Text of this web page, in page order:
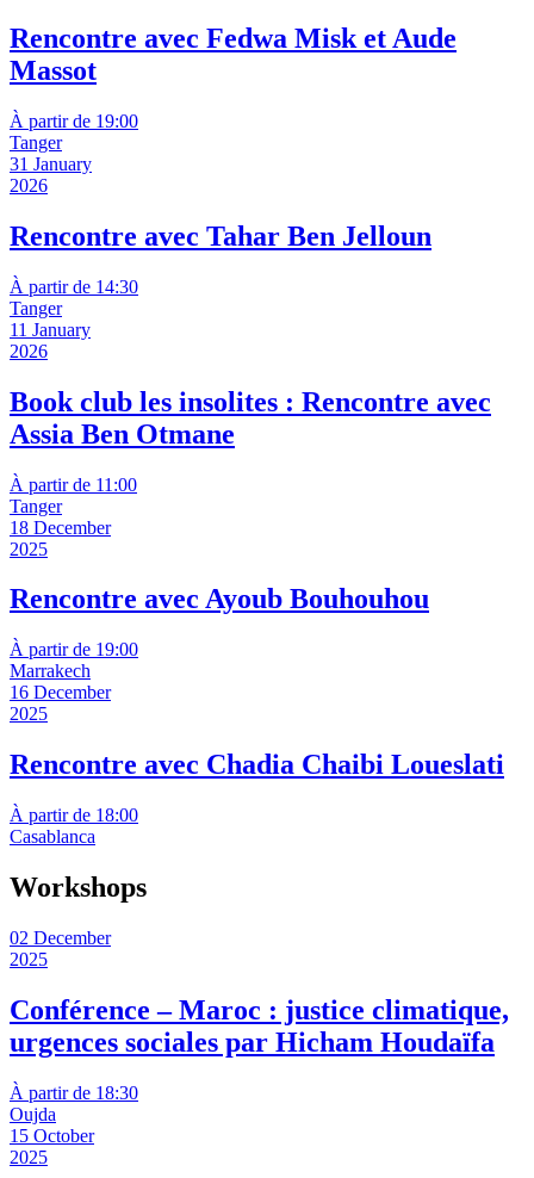
Rencontre avec Fedwa Misk et Aude
Massot
À partir de 19:00
Tanger
31 January
2026
Rencontre avec Tahar Ben Jelloun
À partir de 14:30
Tanger
11 January
2026
Book club les insolites : Rencontre avec
Assia Ben Otmane
À partir de 11:00
Tanger
18 December
2025
Rencontre avec Ayoub Bouhouhou
À partir de 19:00
Marrakech
16 December
2025
Rencontre avec Chadia Chaibi Loueslati
À partir de 18:00
Casablanca
Workshops
02 December
2025
Conférence – Maroc : justice climatique,
urgences sociales par Hicham Houdaïfa
À partir de 18:30
Oujda
15 October
2025